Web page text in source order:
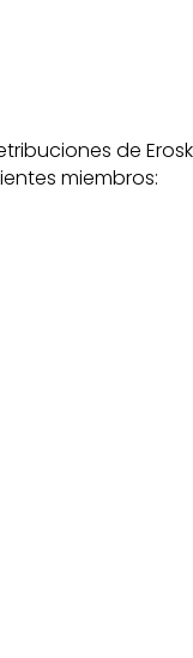
de
miembros: